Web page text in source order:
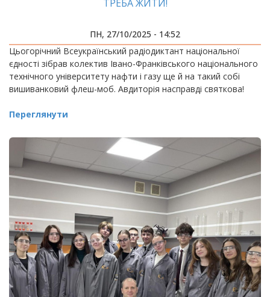
ТРЕБА ЖИТИ!
ПН, 27/10/2025 - 14:52
Цьогорічний Всеукраїнський радіодиктант національної
єдності зібрав колектив Івано-Франківського національного
технічного університету нафти і газу ще й на такий собі
вишиванковий флеш-моб. Авдиторія насправді святкова!
Переглянути